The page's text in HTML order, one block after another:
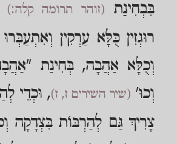
בִּבְחִינַת (זוהר תרומה קלה:)
רוּגְזִין כֻּלָּא עַרְקִין
וְכֻלָּא אַהֲבָה, בְּחִינַת
וְכוּ' (שיר השירים ז, ז), וּכְדֵי
צָרִיךְ גַּם לְהַרְבּוֹת בִּצְדָקָה